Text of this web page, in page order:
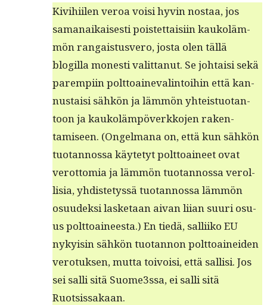
Kivi­hi­ilen veroa voisi hyvin nos­taa, jos
samanaikaises­ti pois­tet­taisi­in kaukoläm­
mön ran­gais­tusvero, jos­ta olen täl­lä
blogilla mon­esti valit­tanut. Se johtaisi sekä
parem­pi­in polt­toaineval­in­toi­hin että kan­
nus­taisi sähkön ja läm­mön yhteis­tuotan­
toon ja kaukoläm­pöverkko­jen rak­en­
tamiseen. (Ongel­mana on, että kun sähkön
tuotan­nos­sa käyte­tyt polt­toaineet ovat
verot­to­mia ja läm­mön tuotan­nos­sa verol­
lisia, yhdis­te­tyssä tuotan­nos­sa läm­mön
osu­udek­si las­ke­taan aivan liian suuri osu­
us polt­toaineesta.) En tiedä, sal­li­iko EU
nyky­isin sähkön tuotan­non polt­toainei­den
vero­tuk­sen, mut­ta toivoisi, että sal­lisi. Jos
sei sal­li sitä Suome3ssa, ei sal­li sitä
Ruotsissakaan.